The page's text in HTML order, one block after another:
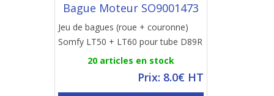
Bague Moteur SO9001473
Jeu de bagues (roue + couronne)
Somfy LT50 + LT60 pour tube D89R
20 articles en stock
Prix: 8.0€ HT